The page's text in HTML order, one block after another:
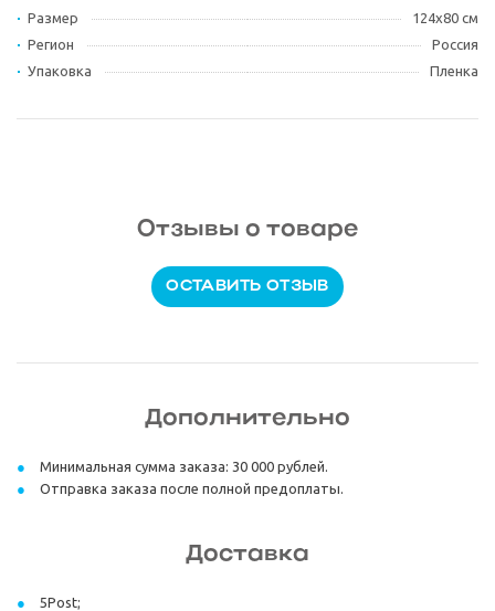
Размер
124х80 см
Регион
Россия
Упаковка
Пленка
Отзывы о товаре
ОСТАВИТЬ ОТЗЫВ
Дополнительно
Минимальная сумма заказа: 30 000 рублей.
Отправка заказа после полной предоплаты.
Доставка
5Post;